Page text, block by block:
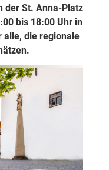
der St. Anna-Platz
bis 18:00 Uhr in
die regionale